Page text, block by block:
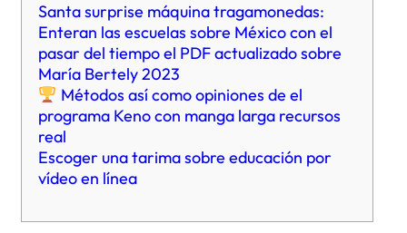
Santa surprise máquina tragamonedas:
Enteran las escuelas sobre México con el
pasar del tiempo el PDF actualizado sobre
María Bertely 2023
Métodos así­ como opiniones de el
programa Keno con manga larga recursos
real
Escoger una tarima sobre educación por
vídeo en línea